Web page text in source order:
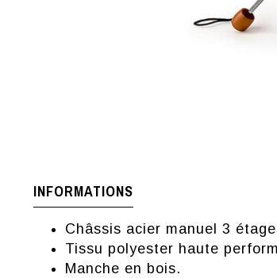
INFORMATIONS
Châssis acier manuel 3
Tissu polyester haute
Manche en bois.